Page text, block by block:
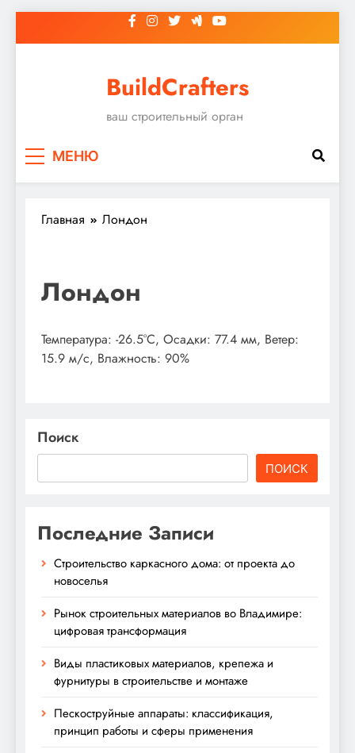
к
BuildCrafters
ваш строительный орган
МЕНЮ
Главная Лондон
Лондон
Температура: -26.5°C, Осадки: 77.4 мм, Ветер:
15.9 м/с, Влажность: 90%
Поиск
ПОИСК
Последние Записи
Строительство каркасного дома: от проекта до
новоселья
Рынок строительных материалов во Владимире:
цифровая трансформация
Виды пластиковых материалов, крепежа и
фурнитуры в строительстве и монтаже
Пескоструйные аппараты: классификация,
принцип работы и сферы применения